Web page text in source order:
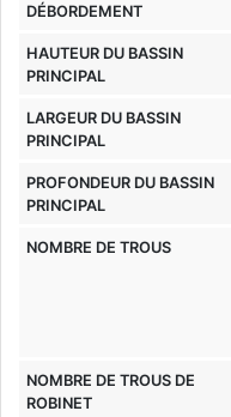
DÉBORDEMENT
HAUTEUR DU BASSIN
PRINCIPAL
LARGEUR DU BASSIN
PRINCIPAL
PROFONDEUR DU BASSIN
PRINCIPAL
NOMBRE DE TROUS
NOMBRE DE TROUS DE
ROBINET